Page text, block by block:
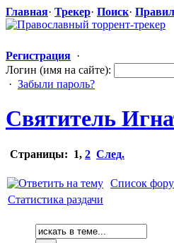
Главная· Трекер· Поиск·
Регистрация ·
Логин (имя на сайте):
· Забыли пароль?
Святитель
Страницы: 1, 2 След.
Список
Статистика раздачи